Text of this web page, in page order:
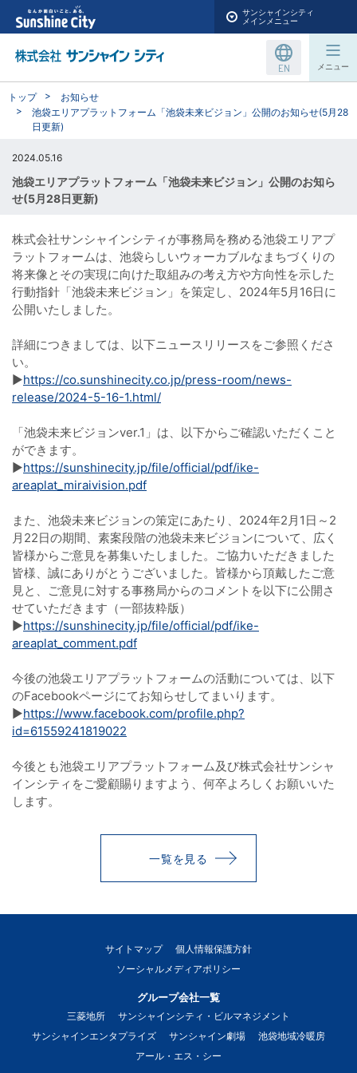
サンシャインシティ
メインメニュー
EN メニュー
トップ
お知らせ
池袋エリアプラットフォーム「池袋未来ビジョン」公開のお知らせ(5月28
日更新)
2024.05.16
池袋エリアプラットフォーム「池袋未来ビジョン」公開のお知ら
せ(5月28日更新)
株式会社サンシャインシティが事務局を務める池袋エリアプ
ラットフォームは、池袋らしいウォーカブルなまちづくりの
将来像とその実現に向けた取組みの考え方や方向性を示した
行動指針「池袋未来ビジョン」を策定し、2024年5月16日に
公開いたしました。
詳細につきましては、以下ニュースリリースをご参照くださ
い。
▶https://co.sunshinecity.co.jp/press-room/news-
release/2024-5-16-1.html/
「池袋未来ビジョンver.1」は、以下からご確認いただくこと
ができます。
▶https://sunshinecity.jp/file/official/pdf/ike-
areaplat_miraivision.pdf
また、池袋未来ビジョンの策定にあたり、2024年2月1日～2
月22日の期間、素案段階の池袋未来ビジョンについて、広く
皆様からご意見を募集いたしました。ご協力いただきました
皆様、誠にありがとうございました。皆様から頂戴したご意
見と、ご意見に対する事務局からのコメントを以下に公開さ
せていただきます（一部抜粋版）
▶https://sunshinecity.jp/file/official/pdf/ike-
areaplat_comment.pdf
今後の池袋エリアプラットフォームの活動については、以下
のFacebookページにてお知らせしてまいります。
▶https://www.facebook.com/profile.php?
id=61559241819022
今後とも池袋エリアプラットフォーム及び株式会社サンシャ
インシティをご愛顧賜りますよう、何卒よろしくお願いいた
します。
一覧を見る
サイトマップ
個人情報保護方針
ソーシャルメディアポリシー
グループ会社一覧
三菱地所
サンシャインシティ・ビルマネジメント
サンシャインエンタプライズ
サンシャイン劇場
池袋地域冷暖房
アール・エス・シー